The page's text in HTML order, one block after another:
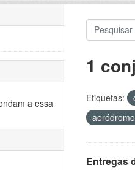
a essa
1
Etiquetas:
aeródromo
Entregas